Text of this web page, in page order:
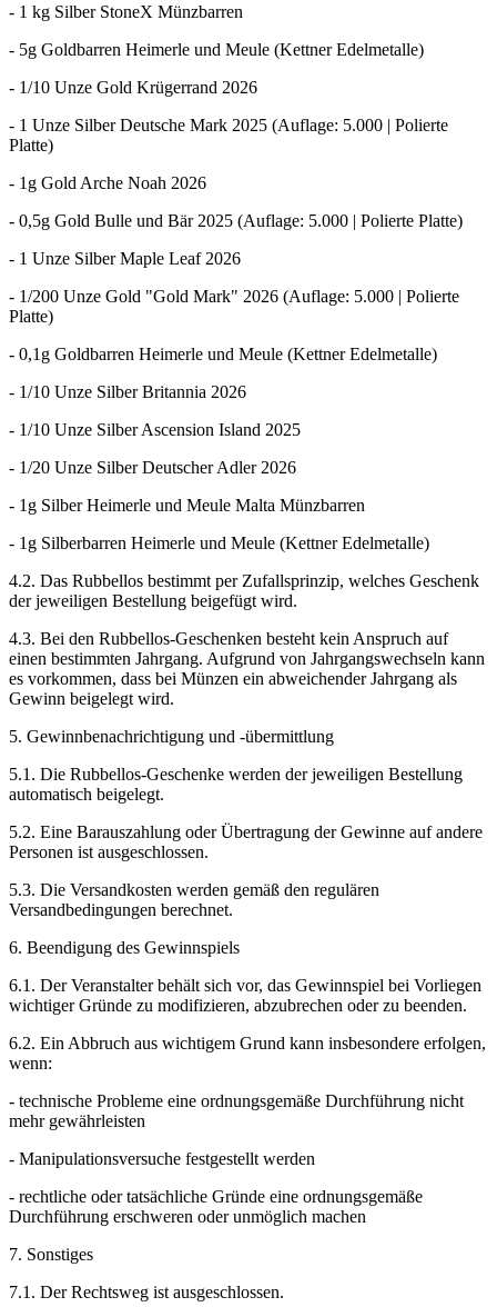
- 1 kg Silber StoneX Münzbarren
- 5g Goldbarren Heimerle und Meule (Kettner Edelmetalle)
- 1/10 Unze Gold Krügerrand 2026
- 1 Unze Silber Deutsche Mark 2025 (Auflage: 5.000 | Polierte
Platte)
- 1g Gold Arche Noah 2026
- 0,5g Gold Bulle und Bär 2025 (Auflage: 5.000 | Polierte Platte)
- 1 Unze Silber Maple Leaf 2026
- 1/200 Unze Gold "Gold Mark" 2026 (Auflage: 5.000 | Polierte
Platte)
- 0,1g Goldbarren Heimerle und Meule (Kettner Edelmetalle)
- 1/10 Unze Silber Britannia 2026
- 1/10 Unze Silber Ascension Island 2025
- 1/20 Unze Silber Deutscher Adler 2026
- 1g Silber Heimerle und Meule Malta Münzbarren
- 1g Silberbarren Heimerle und Meule (Kettner Edelmetalle)
4.2. Das Rubbellos bestimmt per Zufallsprinzip, welches Geschenk
der jeweiligen Bestellung beigefügt wird.
4.3. Bei den Rubbellos-Geschenken besteht kein Anspruch auf
einen bestimmten Jahrgang. Aufgrund von Jahrgangswechseln kann
es vorkommen, dass bei Münzen ein abweichender Jahrgang als
Gewinn beigelegt wird.
5. Gewinnbenachrichtigung und -übermittlung
5.1. Die Rubbellos-Geschenke werden der jeweiligen Bestellung
automatisch beigelegt.
5.2. Eine Barauszahlung oder Übertragung der Gewinne auf andere
Personen ist ausgeschlossen.
5.3. Die Versandkosten werden gemäß den regulären
Versandbedingungen berechnet.
6. Beendigung des Gewinnspiels
6.1. Der Veranstalter behält sich vor, das Gewinnspiel bei Vorliegen
wichtiger Gründe zu modifizieren, abzubrechen oder zu beenden.
6.2. Ein Abbruch aus wichtigem Grund kann insbesondere erfolgen,
wenn:
- technische Probleme eine ordnungsgemäße Durchführung nicht
mehr gewährleisten
- Manipulationsversuche festgestellt werden
- rechtliche oder tatsächliche Gründe eine ordnungsgemäße
Durchführung erschweren oder unmöglich machen
7. Sonstiges
7.1. Der Rechtsweg ist ausgeschlossen.